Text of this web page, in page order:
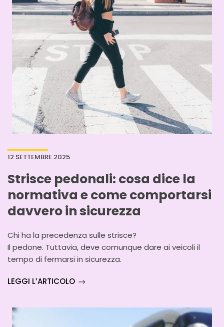
12 SETTEMBRE 2025
Strisce pedonali: cosa dice la
normativa e come comportarsi
davvero in sicurezza
Chi ha la precedenza sulle strisce?
Il pedone. Tuttavia, deve comunque dare ai veicoli il
tempo di fermarsi in sicurezza.
LEGGI L’ARTICOLO